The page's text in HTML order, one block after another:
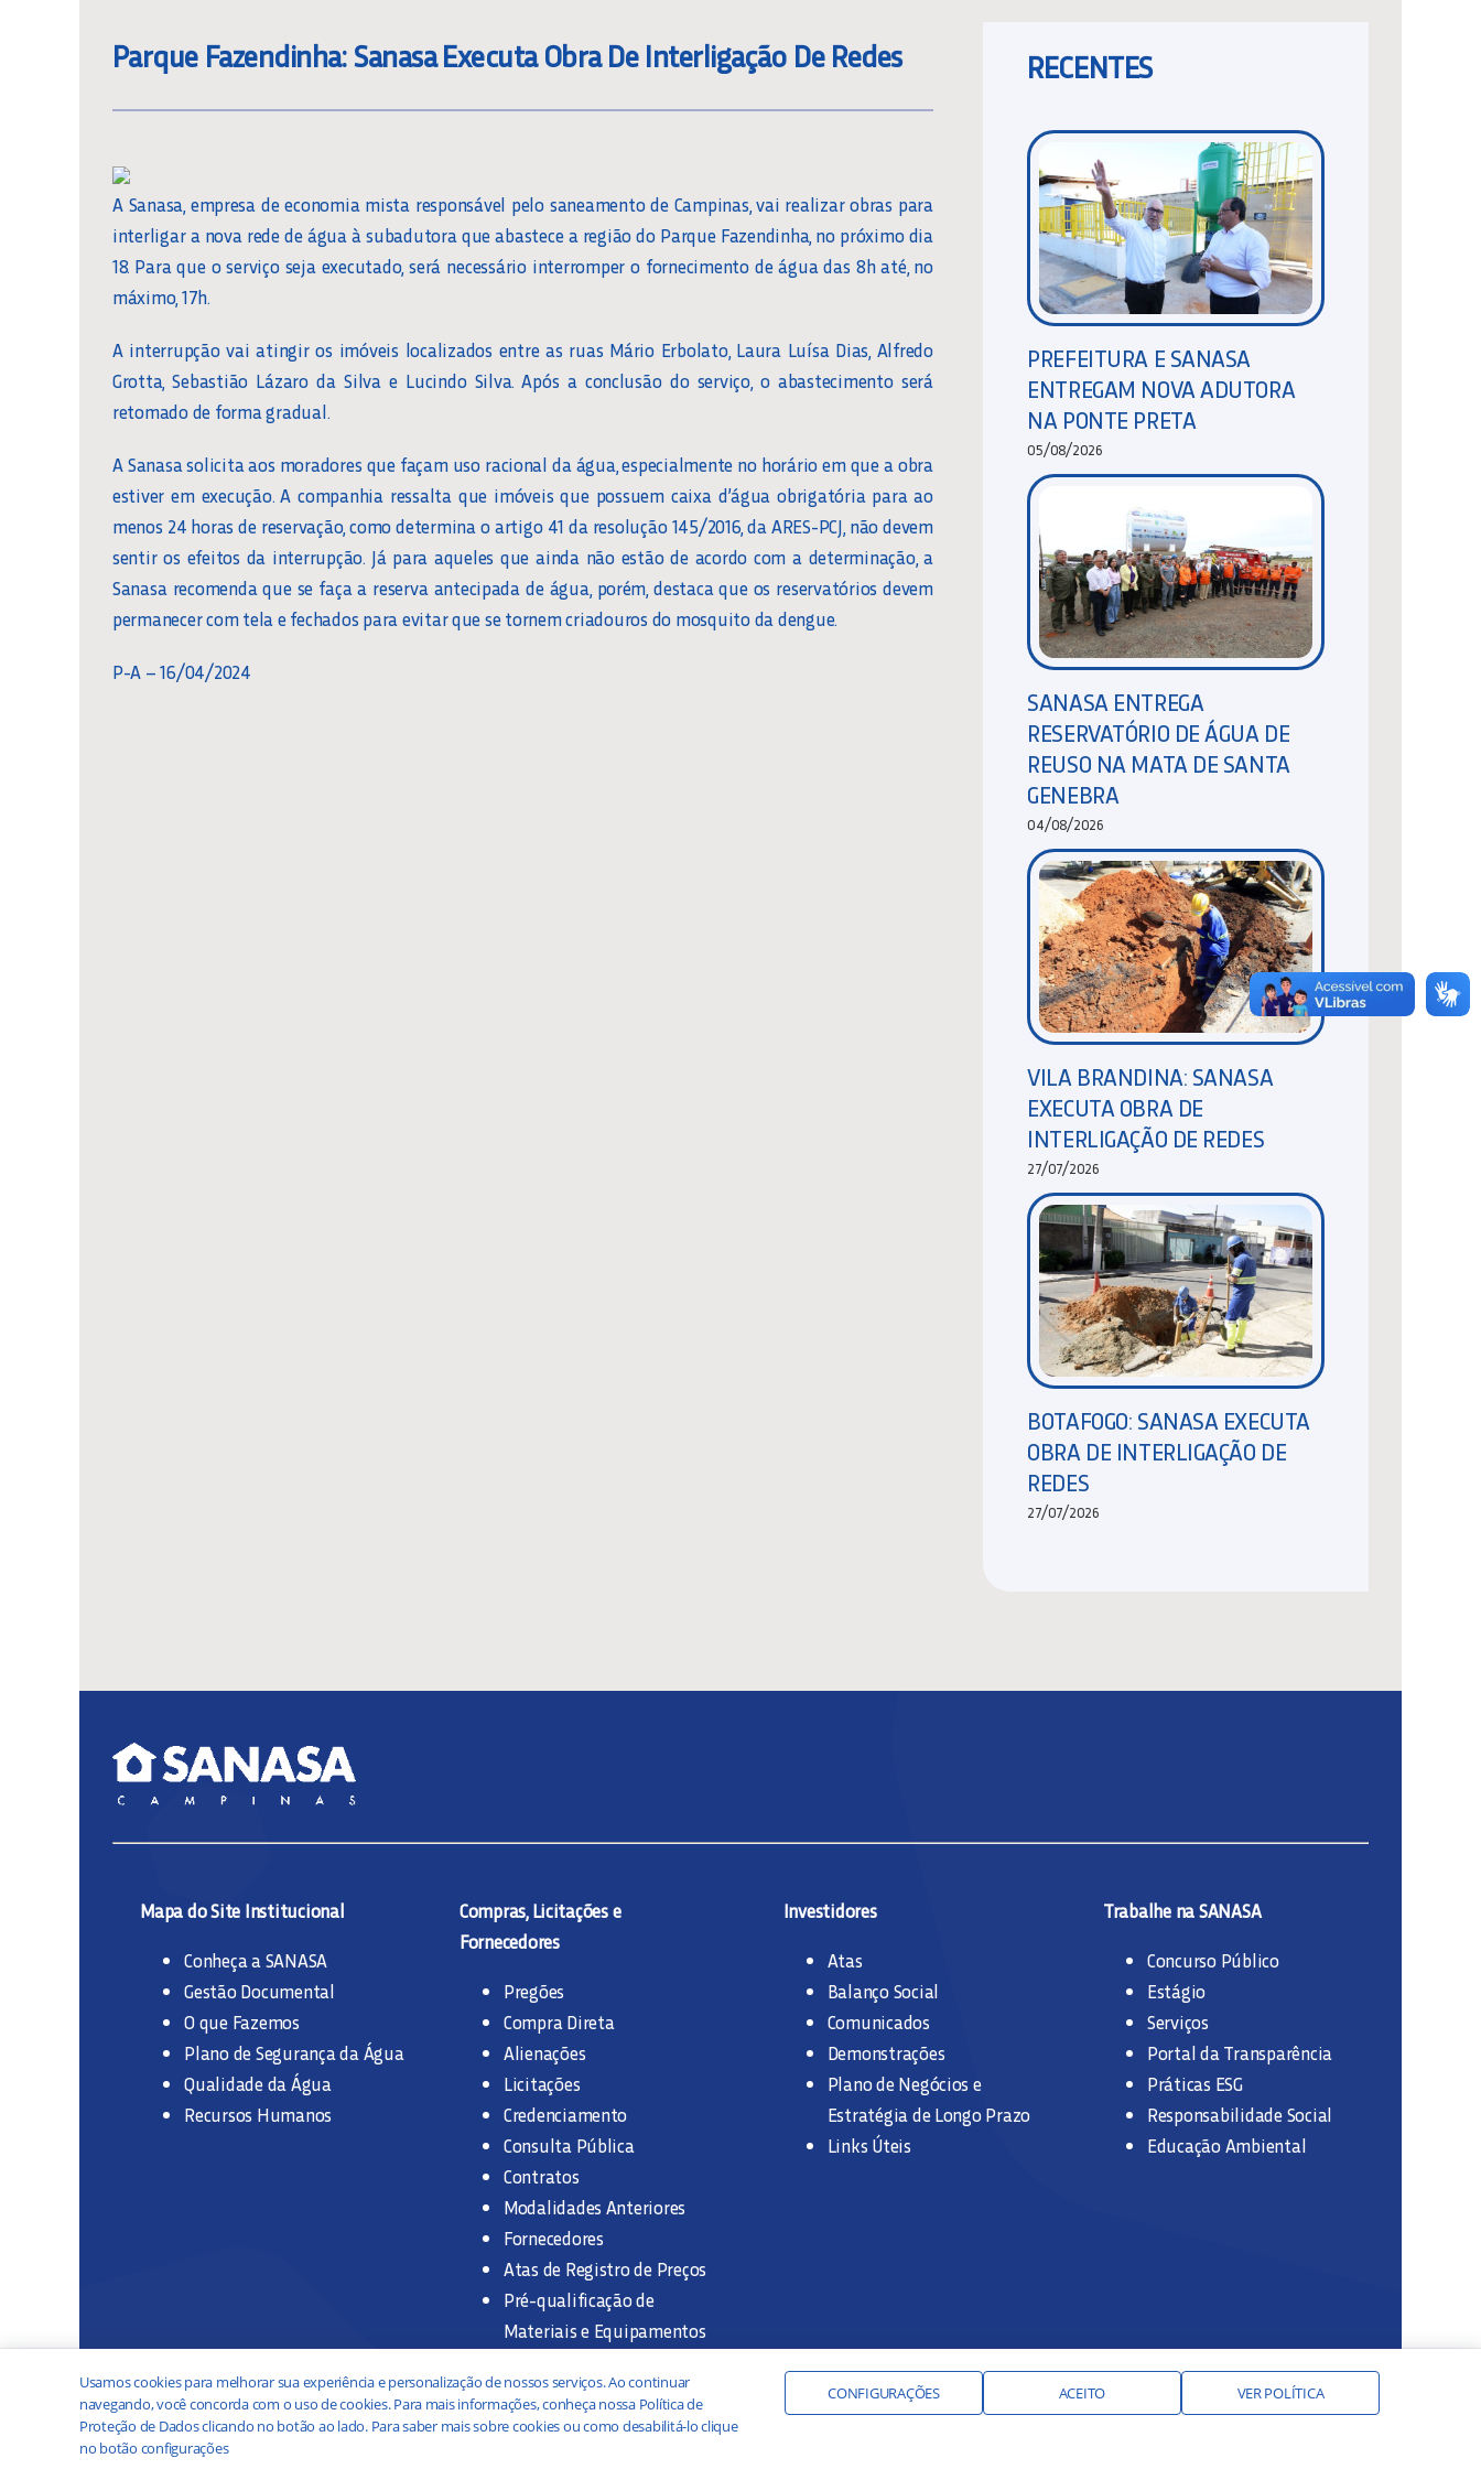
Parque Fazendinha: Sanasa Executa Obra De Interligação De Redes
A Sanasa, empresa de economia mista responsável pelo saneamento de Campinas, vai realizar obras para
interligar a nova rede de água à subadutora que abastece a região do Parque Fazendinha, no próximo dia
18. Para que o serviço seja executado, será necessário interromper o fornecimento de água das 8h até, no
máximo, 17h.
A interrupção vai atingir os imóveis localizados entre as ruas Mário Erbolato, Laura Luísa Dias, Alfredo
Grotta, Sebastião Lázaro da Silva e Lucindo Silva. Após a conclusão do serviço, o abastecimento será
retomado de forma gradual.
A Sanasa solicita aos moradores que façam uso racional da água, especialmente no horário em que a obra
estiver em execução. A companhia ressalta que imóveis que possuem caixa d’água obrigatória para ao
menos 24 horas de reservação, como determina o artigo 41 da resolução 145/2016, da ARES-PCJ, não devem
sentir os efeitos da interrupção. Já para aqueles que ainda não estão de acordo com a determinação, a
Sanasa recomenda que se faça a reserva antecipada de água, porém, destaca que os reservatórios devem
permanecer com tela e fechados para evitar que se tornem criadouros do mosquito da dengue.
P-A – 16/04/2024
RECENTES
PREFEITURA E SANASA
ENTREGAM NOVA ADUTORA
NA PONTE PRETA
05/08/2026
SANASA ENTREGA
RESERVATÓRIO DE ÁGUA DE
REUSO NA MATA DE SANTA
GENEBRA
04/08/2026
VILA BRANDINA: SANASA
EXECUTA OBRA DE
INTERLIGAÇÃO DE REDES
27/07/2026
BOTAFOGO: SANASA EXECUTA
OBRA DE INTERLIGAÇÃO DE
REDES
27/07/2026
Mapa do Site Institucional
Conheça a SANASA
Gestão Documental
O que Fazemos
Plano de Segurança da Água
Qualidade da Água
Recursos Humanos
Compras, Licitações e
Fornecedores
Pregões
Compra Direta
Alienações
Licitações
Credenciamento
Consulta Pública
Contratos
Modalidades Anteriores
Fornecedores
Atas de Registro de Preços
Pré-qualificação de
Materiais e Equipamentos
Documentação Interna
Investidores
Atas
Balanço Social
Comunicados
Demonstrações
Plano de Negócios e
Estratégia de Longo Prazo
Links Úteis
Trabalhe na SANASA
Concurso Público
Estágio
Serviços
Portal da Transparência
Práticas ESG
Responsabilidade Social
Educação Ambiental
Usamos cookies para melhorar sua experiência e personalização de nossos serviços. Ao continuar
navegando, você concorda com o uso de cookies. Para mais informações, conheça nossa Política de
Proteção de Dados clicando no botão ao lado. Para saber mais sobre cookies ou como desabilitá-lo clique
no botão configurações
CONFIGURAÇÕES ACEITO VER POLÍTICA